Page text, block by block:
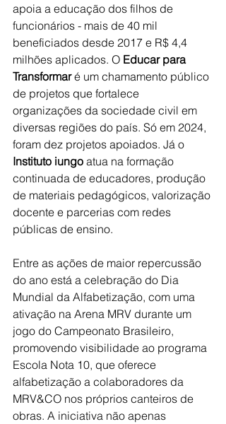
apoia a educação dos filhos de
funcionários - mais de 40 mil
beneficiados desde 2017 e R$ 4,4
milhões aplicados. O Educar para
Transformar é um chamamento público
de projetos que fortalece
organizações da sociedade civil em
diversas regiões do país. Só em 2024,
foram dez projetos apoiados. Já o
Instituto iungo atua na formação
continuada de educadores, produção
de materiais pedagógicos, valorização
docente e parcerias com redes
públicas de ensino.
Entre as ações de maior repercussão
do ano está a celebração do Dia
Mundial da Alfabetização, com uma
ativação na Arena MRV durante um
jogo do Campeonato Brasileiro,
promovendo visibilidade ao programa
Escola Nota 10, que oferece
alfabetização a colaboradores da
MRV&CO nos próprios canteiros de
obras. A iniciativa não apenas